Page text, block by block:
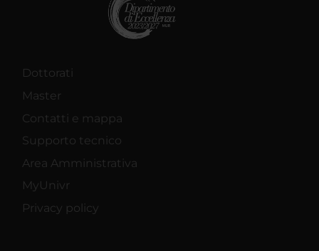
Dottorati
Master
Contatti e mappa
Supporto tecnico
Area Amministrativa
MyUnivr
Privacy policy